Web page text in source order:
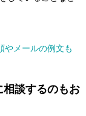
やメールの例文も
談するのもお